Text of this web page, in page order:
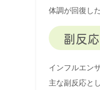
体調が回復し
副反
インフルエン
主な副反応と